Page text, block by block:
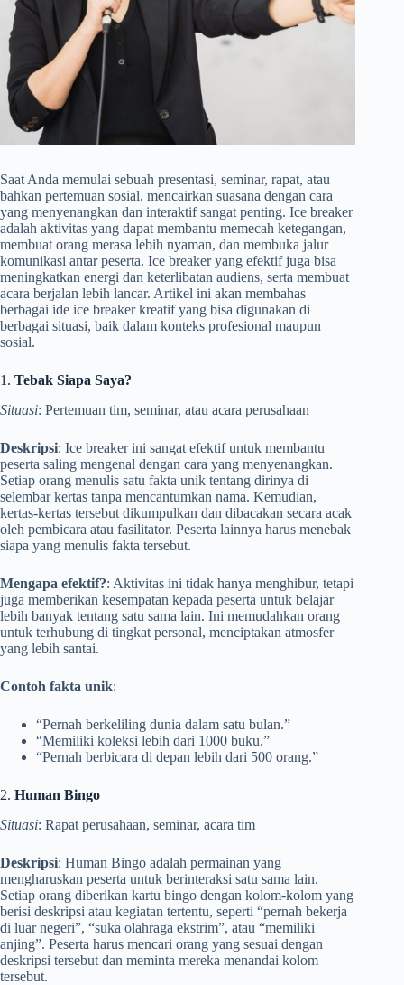
Saat Anda memulai sebuah presentasi, seminar, rapat, atau
bahkan pertemuan sosial, mencairkan suasana dengan cara
yang menyenangkan dan interaktif sangat penting. Ice breaker
adalah aktivitas yang dapat membantu memecah ketegangan,
membuat orang merasa lebih nyaman, dan membuka jalur
komunikasi antar peserta. Ice breaker yang efektif juga bisa
meningkatkan energi dan keterlibatan audiens, serta membuat
acara berjalan lebih lancar. Artikel ini akan membahas
berbagai ide ice breaker kreatif yang bisa digunakan di
berbagai situasi, baik dalam konteks profesional maupun
sosial.
1. Tebak Siapa Saya?
Situasi: Pertemuan tim, seminar, atau acara perusahaan
Deskripsi: Ice breaker ini sangat efektif untuk membantu
peserta saling mengenal dengan cara yang menyenangkan.
Setiap orang menulis satu fakta unik tentang dirinya di
selembar kertas tanpa mencantumkan nama. Kemudian,
kertas-kertas tersebut dikumpulkan dan dibacakan secara acak
oleh pembicara atau fasilitator. Peserta lainnya harus menebak
siapa yang menulis fakta tersebut.
Mengapa efektif?: Aktivitas ini tidak hanya menghibur, tetapi
juga memberikan kesempatan kepada peserta untuk belajar
lebih banyak tentang satu sama lain. Ini memudahkan orang
untuk terhubung di tingkat personal, menciptakan atmosfer
yang lebih santai.
Contoh fakta unik:
“Pernah berkeliling dunia dalam satu bulan.”
“Memiliki koleksi lebih dari 1000 buku.”
“Pernah berbicara di depan lebih dari 500 orang.”
2. Human Bingo
Situasi: Rapat perusahaan, seminar, acara tim
Deskripsi: Human Bingo adalah permainan yang
mengharuskan peserta untuk berinteraksi satu sama lain.
Setiap orang diberikan kartu bingo dengan kolom-kolom yang
berisi deskripsi atau kegiatan tertentu, seperti “pernah bekerja
di luar negeri”, “suka olahraga ekstrim”, atau “memiliki
anjing”. Peserta harus mencari orang yang sesuai dengan
deskripsi tersebut dan meminta mereka menandai kolom
tersebut.